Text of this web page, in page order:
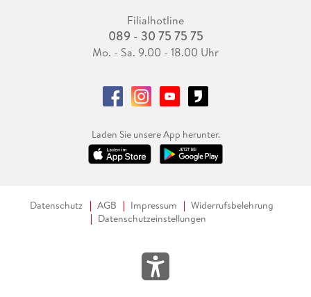
Filialhotline
089 - 30 75 75 75
Mo. - Sa. 9.00 - 18.00 Uhr
Laden Sie unsere App herunter.
Datenschutz AGB Impressum
Widerrufsbelehrung
Datenschutzeinstellungen